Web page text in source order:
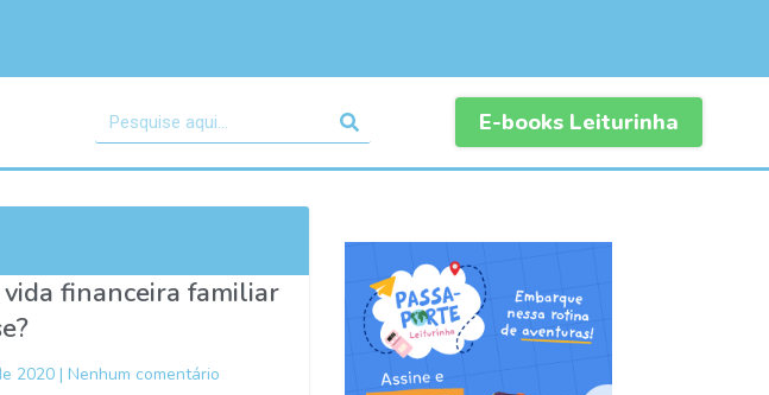
E-books Leiturinha
financeira familiar
2020 Nenhum comentário